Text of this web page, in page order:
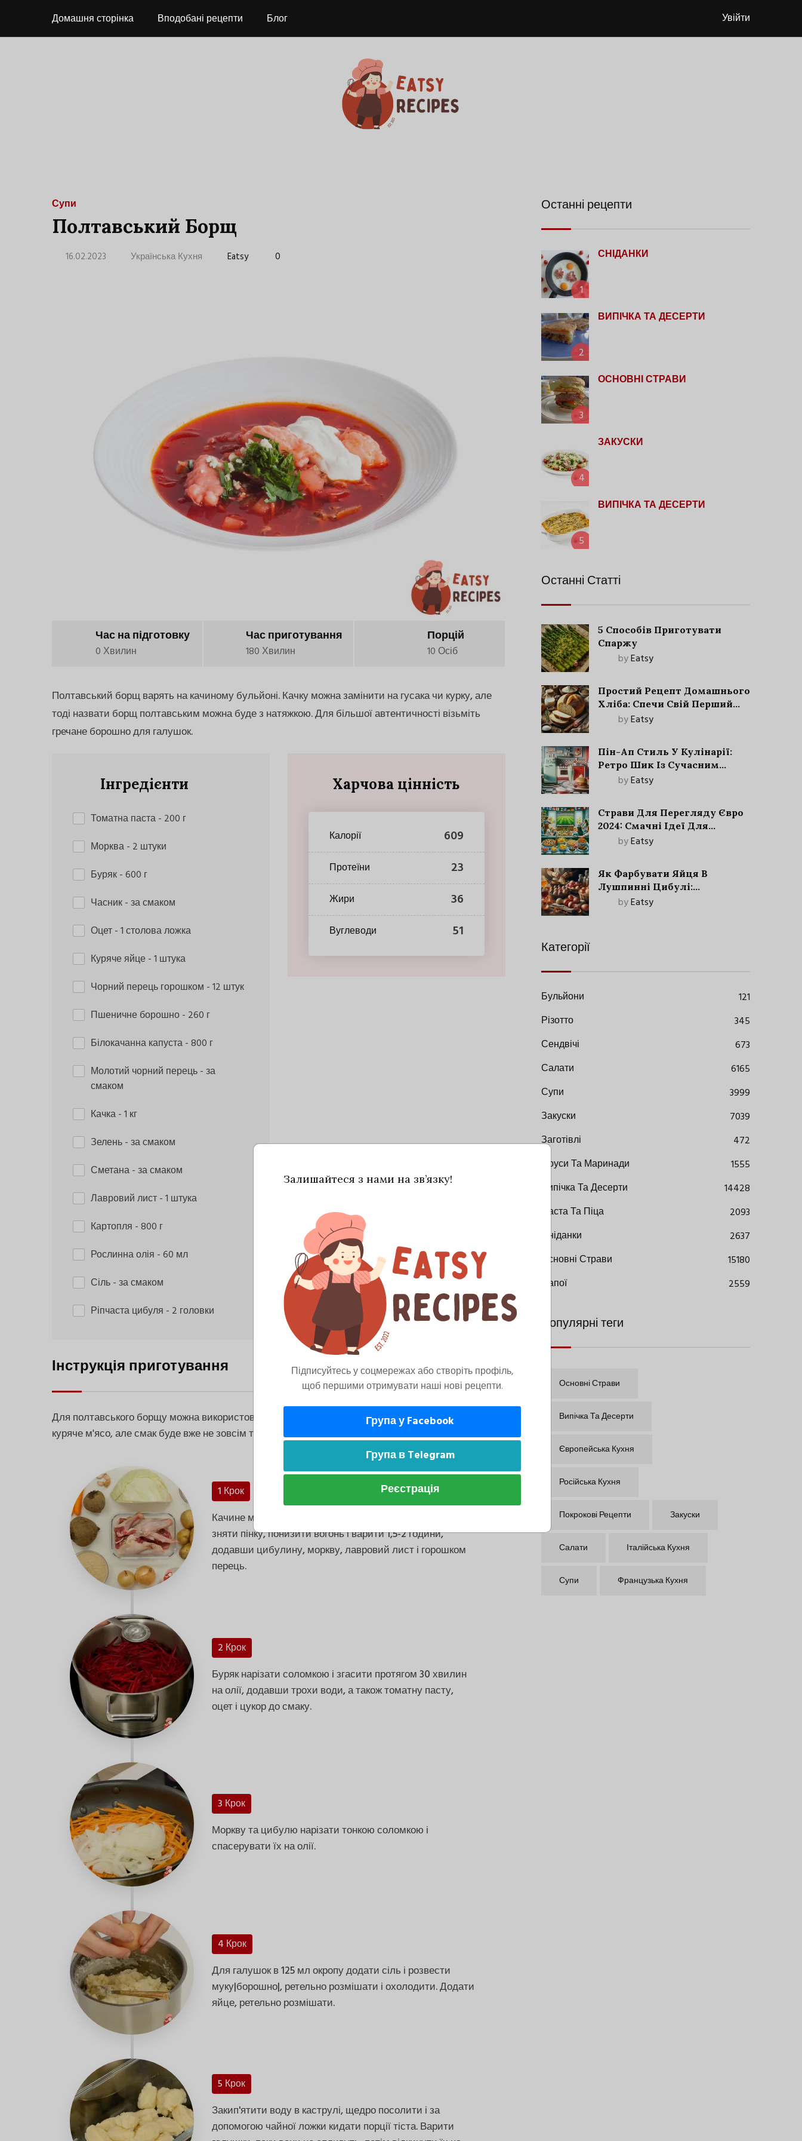
Домашня сторінка Вподобані рецепти Блог Увійти
Супи
Полтавський Борщ
16.02.2023 Українська Кухня Eatsy 0
Час на підготовку
0 Хвилин
Час приготування
180 Хвилин
Порцій
10 Осіб
Полтавський борщ варять на качиному бульйоні. Качку можна замінити на гусака чи курку, але
тоді назвати борщ полтавським можна буде з натяжкою. Для більшої автентичності візьміть
гречане борошно для галушок.
Інгредієнти
Томатна паста- 200 г
Морква- 2 штуки
Буряк- 600 г
Часник- за смаком
Оцет- 1 столова ложка
Куряче яйце- 1 штука
Чорний перець горошком - 12 штук
Пшеничне борошно- 260 г
Білокачанна капуста- 800 г
Молотий чорний перець- за
смаком
Качка- 1 кг
Зелень- за смаком
Сметана- за смаком
Лавровий лист- 1 штука
Картопля - 800 г
Рослинна олія - 60 мл
Сіль- за смаком
Ріпчаста цибуля - 2 головки
Харчова цінність
Калорії 609
Протеїни 23
Жири 36
Вуглеводи 51
Інструкція приготування
Для полтавського борщу можна використовувати м'ясо качки чи гусака, у крайньому випадку
куряче м'ясо, але смак буде вже не зовсім той.
1 Крок
Качине м'ясо залити 3 літрами води, довести до кипіння,
зняти пінку, понизити вогонь і варити 1,5-2 години,
додавши цибулину, моркву, лавровий лист і горошком
перець.
2 Крок
Буряк нарізати соломкою і згасити протягом 30 хвилин
на олії, додавши трохи води, а також томатну пасту,
оцет і цукор до смаку.
3 Крок
Моркву та цибулю нарізати тонкою соломкою і
спасерувати їх на олії.
4 Крок
Для галушок в 125 мл окропу додати сіль і розвести
муку|борошно|, ретельно розмішати і охолодити. Додати
яйце, ретельно розмішати.
5 Крок
Закип'ятити воду в каструлі, щедро посолити і за
допомогою чайної ложки кидати порції тіста. Варити
Останні рецепти
1
СНІДАНКИ
2
ВИПІЧКА ТА ДЕСЕРТИ
3
ОСНОВНІ СТРАВИ
4
ЗАКУСКИ
5
ВИПІЧКА ТА ДЕСЕРТИ
Останні Статті
5 Способів Приготувати
Спаржу
byEatsy
Простий Рецепт Домашнього
Хліба: Спечи Свій Перший
Запашний Хліб!
byEatsy
Пін-Ап Стиль У Кулінарії:
Ретро Шик Із Сучасним
Акцентом
byEatsy
Страви Для Перегляду Євро
2024: Смачні Ідеї Для
Футбольного Свята
byEatsy
Як Фарбувати Яйця В
Лушпинні Цибулі:
Старовинний Метод З
byEatsy
Категорії
Бульйони
121
Різотто
345
Сендвічі
673
Салати
6165
Супи
3999
Закуски
7039
Заготівлі
472
Соуси Та Маринади
1555
Випічка Та Десерти
14428
Паста Та Піца
2093
Сніданки
2637
Основні Страви
15180
Напої
2559
Популярні теги
Основні Страви
Випічка Та Десерти
Європейська Кухня
Російська Кухня
Покрокові Рецепти Закуски
Салати Італійська Кухня
Супи Французька Кухня
Залишайтеся з нами на зв’язку!
Підписуйтесь у соцмережах або створіть профіль,
щоб першими отримувати наші нові рецепти.
Група у Facebook
Група в Telegram
Реєстрація